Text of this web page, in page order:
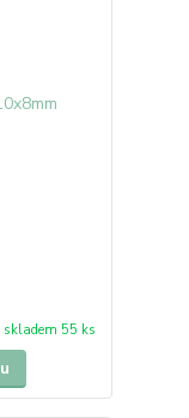
skladem 55 ks